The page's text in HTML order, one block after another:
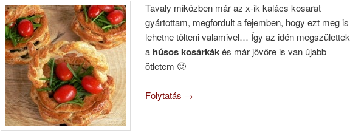
Tavaly miközben már az x-ik kalács kosarat
gyártottam, megfordult a fejemben, hogy ezt meg is
lehetne tölteni valamivel… Így az idén megszülettek
a húsos kosárkákés már jövőre is van újabb
ötletem 🙂
Folytatás →